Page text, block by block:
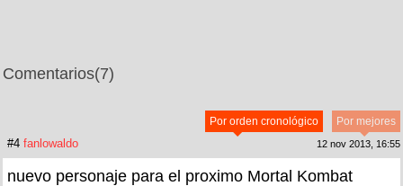
Comentarios(7)
Por mejores
Por orden cronológico
#4 fanlowaldo 12 nov 2013, 16:55
nuevo personaje para el proximo Mortal Kombat